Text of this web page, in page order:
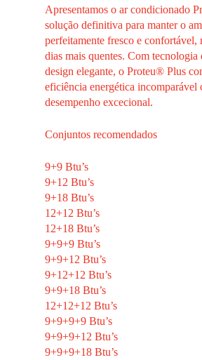
Apresentamos o ar condicionado
solução definitiva para manter o
perfeitamente fresco e confortável,
dias mais quentes. Com tecnologia
design elegante, o Proteu® Plus
eficiência energética incomparável
desempenho excecional.
Conjuntos recomendados
9+9 Btu’s
9+12 Btu’s
9+18 Btu’s
12+12 Btu’s
12+18 Btu’s
9+9+9 Btu’s
9+9+12 Btu’s
9+12+12 Btu’s
9+9+18 Btu’s
12+12+12 Btu’s
9+9+9+9 Btu’s
9+9+9+12 Btu’s
9+9+9+18 Btu’s